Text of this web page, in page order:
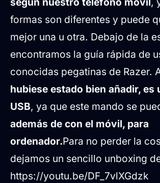
formas son diferentes y puede
mejor una u otra. Debajo de la
encontramos la guía rápida de
conocidas pegatinas de Razer.
hubiese estado bien añadir, es
USB, ya que este mando se
además de con el móvil, para
ordenador.Para no perder la
dejamos un sencillo unboxing
https://youtu.be/DF_7vlXGdzk